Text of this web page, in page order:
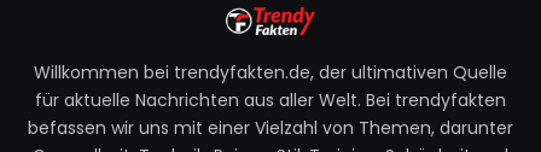
Willkommen bei trendyfakten.de, der ultimativen Quelle
für aktuelle Nachrichten aus aller Welt. Bei trendyfakten
befassen wir uns mit einer Vielzahl von Themen, darunter